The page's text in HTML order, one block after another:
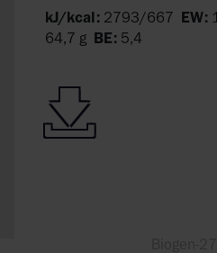
kJ/kcal:2793/667 EW:
64,7 g BE:5,4